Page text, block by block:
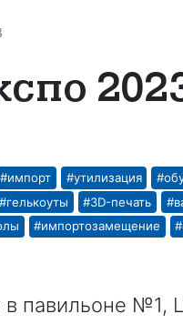
#импорт #утилизация
#гелькоуты #3D-печать
#импортозамещение
павильоне №1,